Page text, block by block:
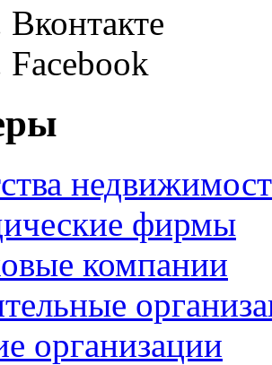
фирмы
компании
организации